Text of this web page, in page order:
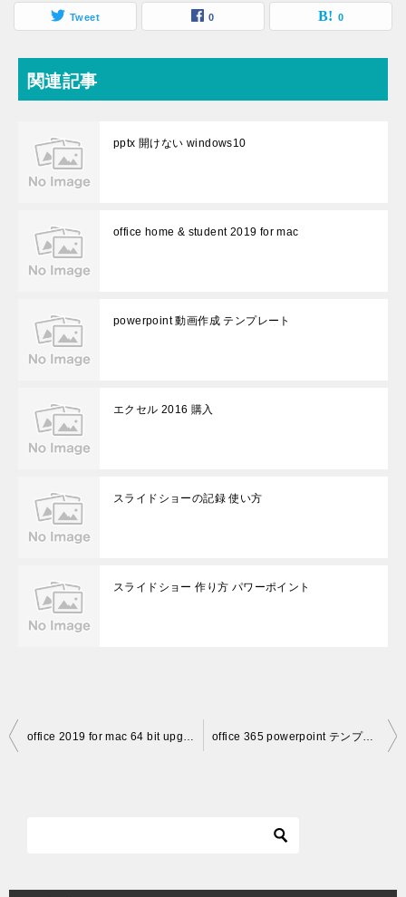
Tweet 0 0
関連記事
pptx 開けない windows10
office home & student 2019 for mac
powerpoint 動画作成 テンプレート
エクセル 2016 購入
スライドショーの記録 使い方
スライドショー 作り方 パワーポイント
投
office 2019 for mac 64 bit upgrade office 365 powerpoint テンプレート